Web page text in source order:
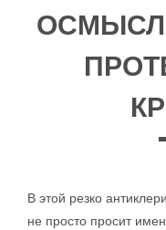
В этой резко
не просто просит